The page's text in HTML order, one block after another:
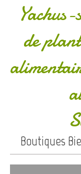
de
Boutiques